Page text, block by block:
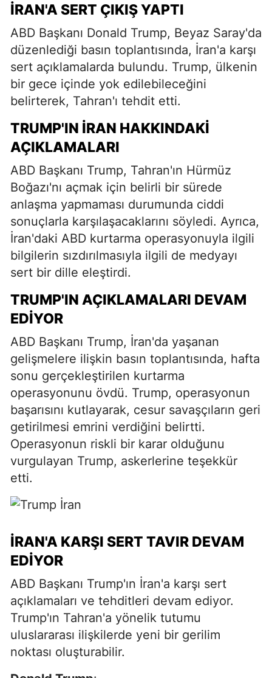
İRAN'A SERT ÇIKIŞ YAPTI
ABD Başkanı Donald Trump, Beyaz Saray'da
düzenlediği basın toplantısında, İran'a karşı
sert açıklamalarda bulundu. Trump, ülkenin
bir gece içinde yok edilebileceğini
belirterek, Tahran'ı tehdit etti.
TRUMP'IN İRAN HAKKINDAKI
AÇIKLAMALARI
ABD Başkanı Trump, Tahran'ın Hürmüz
Boğazı'nı açmak için belirli bir sürede
anlaşma yapmaması durumunda ciddi
sonuçlarla karşılaşacaklarını söyledi. Ayrıca,
İran'daki ABD kurtarma operasyonuyla ilgili
bilgilerin sızdırılmasıyla ilgili de medyayı
sert bir dille eleştirdi.
TRUMP'IN AÇIKLAMALARI DEVAM
EDIYOR
ABD Başkanı Trump, İran'da yaşanan
gelişmelere ilişkin basın toplantısında, hafta
sonu gerçekleştirilen kurtarma
operasyonunu övdü. Trump, operasyonun
başarısını kutlayarak, cesur savaşçıların geri
getirilmesi emrini verdiğini belirtti.
Operasyonun riskli bir karar olduğunu
vurgulayan Trump, askerlerine teşekkür
etti.
İRAN'A KARŞI SERT TAVIR DEVAM
EDIYOR
ABD Başkanı Trump'ın İran'a karşı sert
açıklamaları ve tehditleri devam ediyor.
Trump'ın Tahran'a yönelik tutumu
uluslararası ilişkilerde yeni bir gerilim
noktası oluşturabilir.